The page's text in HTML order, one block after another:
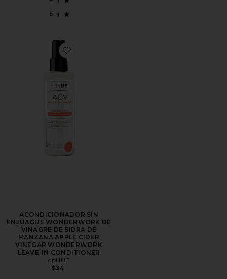
Favorite ACONDICIONADOR SIN ENJUAGUE
ACONDICIONADOR SIN
ENJUAGUE WONDERWORK DE
VINAGRE DE SIDRA DE
MANZANA APPLE CIDER
VINEGAR WONDERWORK
LEAVE-IN CONDITIONER
dpHUE
$34